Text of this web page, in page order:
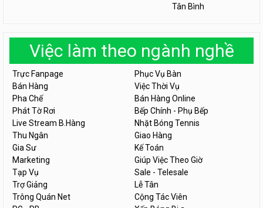
Tân Bình
Việc làm theo ngành nghề
Trực Fanpage
Phục Vụ Bàn
Bán Hàng
Việc Thời Vụ
Pha Chế
Bán Hàng Online
Phát Tờ Rơi
Bếp Chính - Phụ Bếp
Live Stream B.Hàng
Nhặt Bóng Tennis
Thu Ngân
Giao Hàng
Gia Sư
Kế Toán
Marketing
Giúp Việc Theo Giờ
Tạp Vụ
Sale - Telesale
Trợ Giảng
Lễ Tân
Trông Quán Net
Cộng Tác Viên